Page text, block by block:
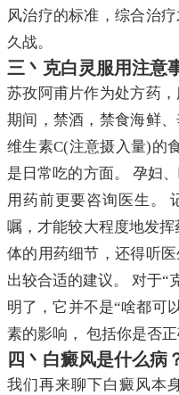
风治疗的标准，综合治
久战。
三丶克白灵服用注意
苏孜阿甫片作为处方药
期间，禁酒，禁食海鲜
维生素C(注意摄入量)的
是日常吃的方面。 孕妇
用药前更要咨询医生。
嘱，才能较大程度地发
体的用药细节，还得听
出较合适的建议。 对于“
明了，它并不是“啥都可
素的影响， 包括你是否正
四丶白癜风是什么病
我们再来聊下白癜风本